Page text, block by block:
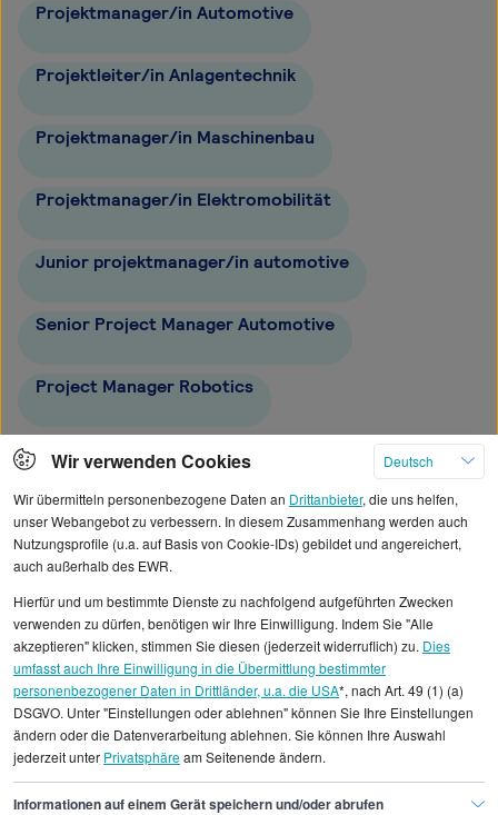
Projektmanager/in Automotive
Projektleiter/in Anlagentechnik
Projektmanager/in Maschinenbau
Projektmanager/in Elektromobilität
Junior projektmanager/in automotive
Senior Project Manager Automotive
Project Manager Robotics
statistischen Erhebungen durch StepStone. Es sind
Durchschnittswerte und die Angaben können nicht
einzelnen Stellenangeboten zugeordnet werden.
Gehaltsinformationen
Ingenieurwesen
Projektmanager/in Engineering
Wir verwenden Cookies
Deutsch
Wir übermitteln personenbezogene Daten an Drittanbieter, die uns helfen,
unser Webangebot zu verbessern. In diesem Zusammenhang werden auch
Nutzungsprofile (u.a. auf Basis von Cookie-IDs) gebildet und angereichert,
auch außerhalb des EWR.
Hierfür und um bestimmte Dienste zu nachfolgend aufgeführten Zwecken
verwenden zu dürfen, benötigen wir Ihre Einwilligung. Indem Sie "Alle
akzeptieren" klicken, stimmen Sie diesen (jederzeit widerruflich) zu. Dies
umfasst auch Ihre Einwilligung in die Übermittlung bestimmter
personenbezogener Daten in Drittländer, u.a. die USA*, nach Art. 49 (1) (a)
DSGVO. Unter "Einstellungen oder ablehnen" können Sie Ihre Einstellungen
ändern oder die Datenverarbeitung ablehnen. Sie können Ihre Auswahl
jederzeit unter Privatsphäream Seitenende ändern.
Informationen auf einem Gerät speichern und/oder abrufen